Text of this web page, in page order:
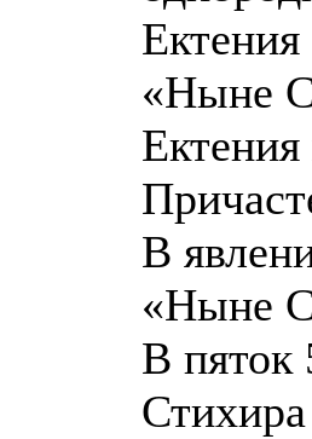
Ектения
«Ныне
В
«Ныне
В пяток